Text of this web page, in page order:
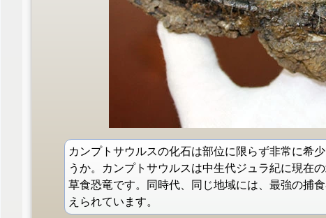
カンプトサウルスの化石は部位に限らず非常に希
うか。カンプトサウルスは中生代ジュラ紀に現在
草食恐竜です。同時代、同じ地域には、最強の捕
えられています。